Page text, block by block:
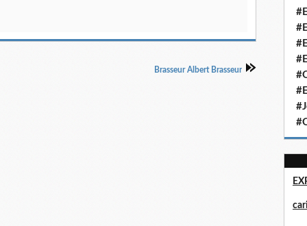
Brasseur Albert Brasseur